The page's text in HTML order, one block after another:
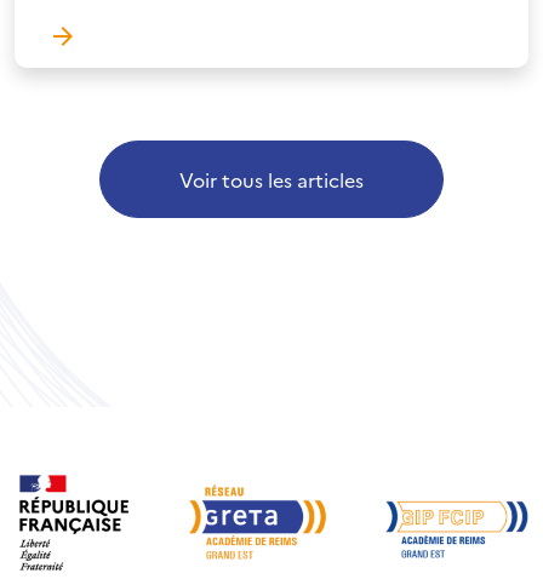
Voir tous les articles